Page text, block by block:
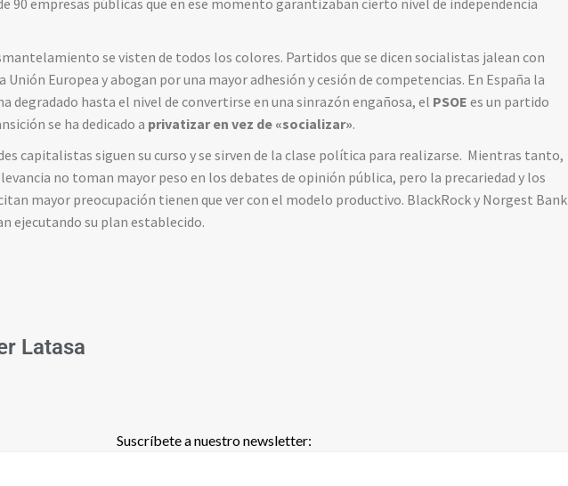
90 empresas públicas que en ese momento garantizaban cierto nivel de independencia
se visten de todos los colores. Partidos que se dicen socialistas jalean con
Europea y abogan por una mayor adhesión y cesión de competencias. En España la
degradado hasta el nivel de convertirse en una sinrazón engañosa, el PSOEes un partido
se ha dedicado a privatizar en vez de «socializar».
capitalistas siguen su curso y se sirven de la clase política para realizarse. Mientras tanto,
no toman mayor peso en los debates de opinión pública, pero la precariedad y los
mayor preocupación tienen que ver con el modelo productivo. BlackRock y Norgest Bank
ejecutando su plan establecido.
Latasa
Suscríbete a nuestro newsletter: